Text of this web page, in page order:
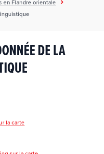
DE LA
la carte
en Flandre orientale